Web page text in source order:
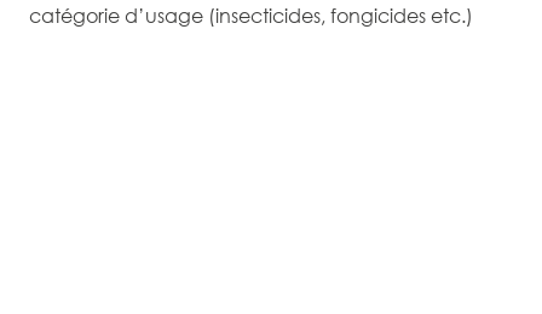
catégorie d’usage (insecticides, fongicides etc.)